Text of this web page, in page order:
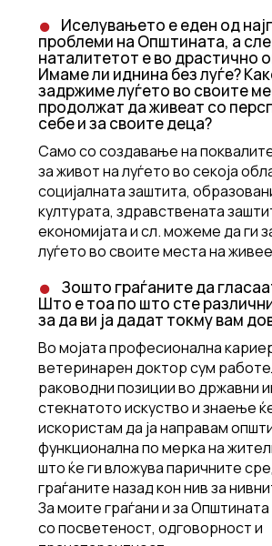
Иселувањето е еден од
проблеми на Општината, а
наталитетот е во драстично
Имаме ли иднина без луѓе?
задржиме луѓето во своите
продолжат да живеат со
себе и за своите деца?
Само со создавање на
за живот на луѓето во секоја
социјалната заштита,
културата, здравствената
економијата и сл. можеме да ги
луѓето во своите места на
Зошто граѓаните да
Што е тоа по што сте
за да ви ја дадат токму вам
Во мојата професионална
ветеринарен доктор сум
раководни позиции во државни
стекнатото искуство и знаење
искористам да ја направам
функционална по мерка на
што ќе ги вложува паричните
граѓаните назад кон нив за
За моите граѓани и за
со посветеност, одговорност и